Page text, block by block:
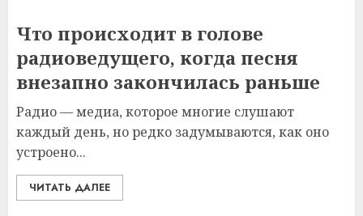
Что происходит в голове
радиоведущего, когда песня
внезапно закончилась раньше
Радио — медиа, которое многие слушают
каждый день, но редко задумываются, как оно
устроено...
ЧИТАТЬ ДАЛЕЕ